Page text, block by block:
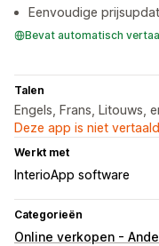
Eenvoudige
Bevat automatisch
Talen
Engels, Frans, Litouws,
Deze app is niet
Werkt met
InterioApp software
Categorieën
Online verkopen -